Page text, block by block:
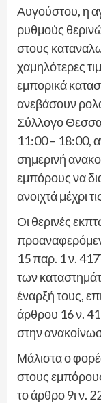
Αυγούστου, η
ρυθμούς
στους
χαμηλότερες
εμπορικά
ανεβάσουν
Σύλλογο
11:00 – 18:00,
σημερινή
εμπόρους να
ανοιχτά μέχρι
Οι θερινές
15 παρ. 1 ν.
των
έναρξή τους,
άρθρου 16 ν.
στην
Μάλιστα ο
στους
το άρθρο 9ι ν.